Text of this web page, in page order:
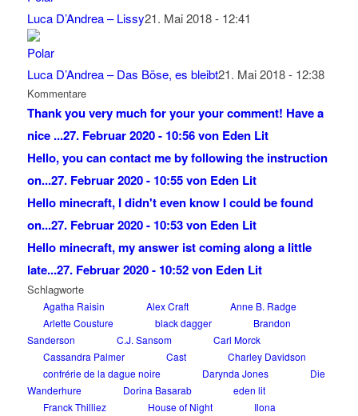
Luca D’Andrea – Lissy21. Mai 2018 - 12:41
Luca D’Andrea – Das Böse, es bleibt21. Mai 2018 - 12:38
Kommentare
Thank you very much for your your comment! Have a
nice ...27. Februar 2020 - 10:56 von Eden Lit
Hello, you can contact me by following the instruction
on...27. Februar 2020 - 10:55 von Eden Lit
Hello minecraft, I didn't even know I could be found
on...27. Februar 2020 - 10:53 von Eden Lit
Hello minecraft, my answer ist coming along a little
late...27. Februar 2020 - 10:52 von Eden Lit
Schlagworte
Agatha Raisin Alex Craft
Anne B. Radge
Arlette Cousture
black dagger
Brandon
Sanderson
C.J. Sansom
Carl Morck
Cassandra Palmer
Cast
Charley Davidson
confrérie de la dague noire
Darynda Jones
Die
Wanderhure
Dorina Basarab
eden lit
Franck Thilliez
House of Night
Ilona